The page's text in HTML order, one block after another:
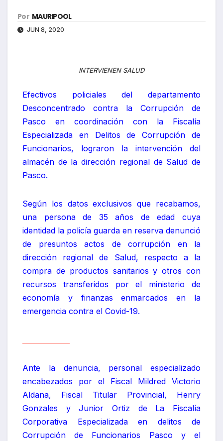
Por MAURIPOOL
JUN 8, 2020
INTERVIENEN SALUD
Efectivos policiales del departamento
Desconcentrado contra la Corrupción de
Pasco en coordinación con la Fiscalía
Especializada en Delitos de Corrupción de
Funcionarios, lograron la intervención del
almacén de la dirección regional de Salud de
Pasco.
Según los datos exclusivos que recabamos,
una persona de 35 años de edad cuya
identidad la policía guarda en reserva denunció
de presuntos actos de corrupción en la
dirección regional de Salud, respecto a la
compra de productos sanitarios y otros con
recursos transferidos por el ministerio de
economía y finanzas enmarcados en la
emergencia contra el Covid-19.
Ante la denuncia, personal especializado
encabezados por el Fiscal Mildred Victorio
Aldana, Fiscal Titular Provincial, Henry
Gonzales y Junior Ortiz de La Fiscalía
Corporativa Especializada en delitos de
Corrupción de Funcionarios Pasco y el